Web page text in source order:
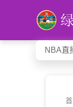
NBA直